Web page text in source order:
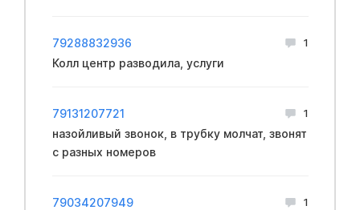
79288832936 1
Колл центр разводила, услуги
79131207721 1
назойливый звонок, в трубку молчат, звонят
с разных номеров
79034207949 1